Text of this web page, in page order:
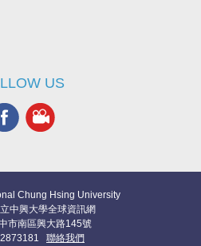
US
Chung Hsing University
中興大學全球資訊網
市南區興大路145號
聯絡我們